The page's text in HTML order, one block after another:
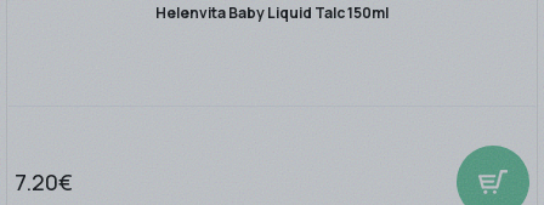
Helenvita Baby Liquid Talc 150ml
7.20€